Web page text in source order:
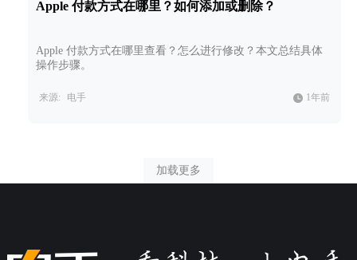
Apple 付款方式在哪里？如何添加或删除？
Apple 付款方式在哪里查看？怎么进行修改？本文总结具体
操作步骤。
来源: 电手 1年前
加载更多